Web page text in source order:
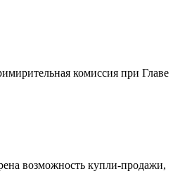
комиссия при Главе
возможность купли-продажи,